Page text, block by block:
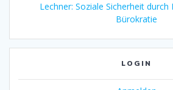
Lechner: Soziale Sicherheit
Bürokratie
LOGIN